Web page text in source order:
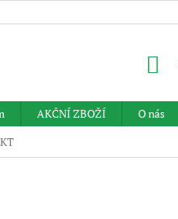
AKČNÍ ZBOŽÍ O nás